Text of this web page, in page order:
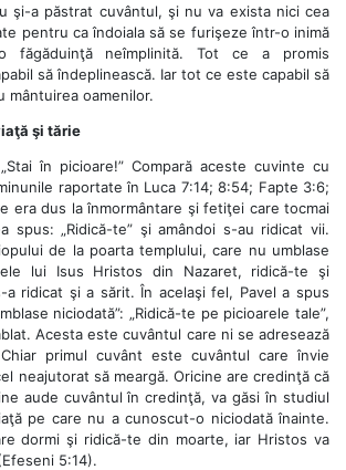
şi-a păstrat cuvântul, şi nu va exista nici cea
pentru ca îndoiala să se furişeze într-o inimă
făgăduinţă neîmplinită. Tot ce a promis
să îndeplinească. Iar tot ce este capabil să
mântuirea oamenilor.
şi tărie
„Stai în picioare!” Compară aceste cuvinte cu
raportate în Luca 7:14; 8:54; Fapte 3:6;
era dus la înmormântare şi fetiţei care tocmai
spus: „Ridică-te” şi amândoi s-au ridicat vii.
de la poarta templului, care nu umblase
lui Isus Hristos din Nazaret, ridică-te şi
a ridicat şi a sărit. În acelaşi fel, Pavel a spus
niciodată”: „Ridică-te pe picioarele tale”,
Acesta este cuvântul care ni se adresează
primul cuvânt este cuvântul care învie
neajutorat să meargă. Oricine are credinţă că
aude cuvântul în credinţă, va găsi în studiul
pe care nu a cunoscut-o niciodată înainte.
dormi şi ridică-te din moarte, iar Hristos va
5:14).